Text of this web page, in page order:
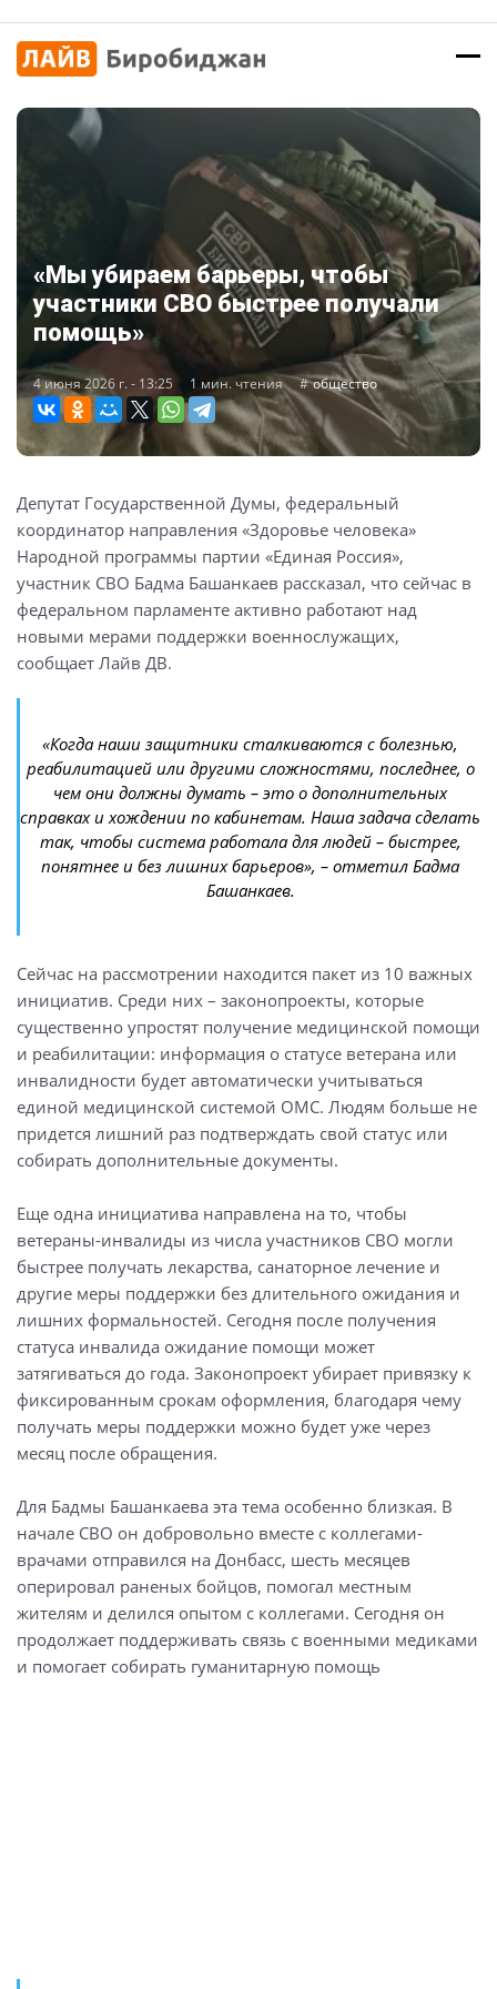
«Мы убираем барьеры, чтобы
участники СВО быстрее получали
помощь»
4 июня 2026 г. - 13:25 1 мин. чтения общество
Депутат Государственной Думы, федеральный
координатор направления «Здоровье человека»
Народной программы партии «Единая Россия»,
участник СВО Бадма Башанкаев рассказал, что сейчас в
федеральном парламенте активно работают над
новыми мерами поддержки военнослужащих,
сообщает Лайв ДВ.
«Когда наши защитники сталкиваются с болезнью,
реабилитацией или другими сложностями, последнее, о
чем они должны думать – это о дополнительных
справках и хождении по кабинетам. Наша задача сделать
так, чтобы система работала для людей – быстрее,
понятнее и без лишних барьеров», – отметил Бадма
Башанкаев.
Сейчас на рассмотрении находится пакет из 10 важных
инициатив. Среди них – законопроекты, которые
существенно упростят получение медицинской помощи
и реабилитации: информация о статусе ветерана или
инвалидности будет автоматически учитываться
единой медицинской системой ОМС. Людям больше не
придется лишний раз подтверждать свой статус или
собирать дополнительные документы.
Еще одна инициатива направлена на то, чтобы
ветераны-инвалиды из числа участников СВО могли
быстрее получать лекарства, санаторное лечение и
другие меры поддержки без длительного ожидания и
лишних формальностей. Сегодня после получения
статуса инвалида ожидание помощи может
затягиваться до года. Законопроект убирает привязку к
фиксированным срокам оформления, благодаря чему
получать меры поддержки можно будет уже через
месяц после обращения.
Для Бадмы Башанкаева эта тема особенно близкая. В
начале СВО он добровольно вместе с коллегами-
врачами отправился на Донбасс, шесть месяцев
оперировал раненых бойцов, помогал местным
жителям и делился опытом с коллегами. Сегодня он
продолжает поддерживать связь с военными медиками
и помогает собирать гуманитарную помощь